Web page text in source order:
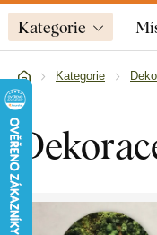
Kategorie
Kategorie